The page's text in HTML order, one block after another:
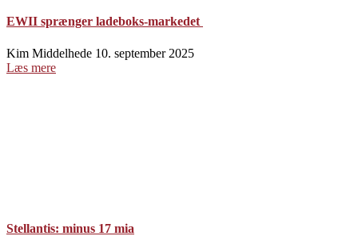
EWII sprænger ladeboks-markedet
Kim Middelhede 10. september 2025
Læs mere
Stellantis: minus 17 mia